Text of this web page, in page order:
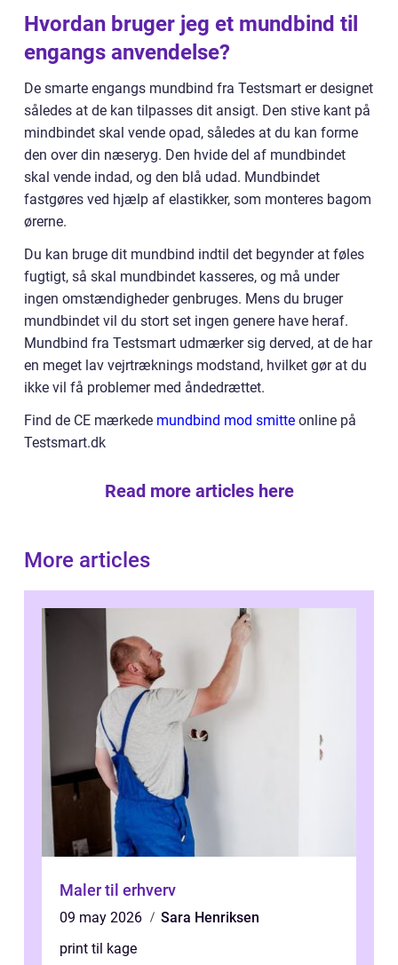
Hvordan bruger jeg et mundbind til
engangs anvendelse?
De smarte engangs mundbind fra Testsmart er designet
således at de kan tilpasses dit ansigt. Den stive kant på
mindbindet skal vende opad, således at du kan forme
den over din næseryg. Den hvide del af mundbindet
skal vende indad, og den blå udad. Mundbindet
fastgøres ved hjælp af elastikker, som monteres bagom
ørerne.
Du kan bruge dit mundbind indtil det begynder at føles
fugtigt, så skal mundbindet kasseres, og må under
ingen omstændigheder genbruges. Mens du bruger
mundbindet vil du stort set ingen genere have heraf.
Mundbind fra Testsmart udmærker sig derved, at de har
en meget lav vejrtræknings modstand, hvilket gør at du
ikke vil få problemer med åndedrættet.
Find de CE mærkede mundbind mod smitte online på
Testsmart.dk
Read more articles here
More articles
Maler til erhverv
09 may 2026
Sara Henriksen
print til kage